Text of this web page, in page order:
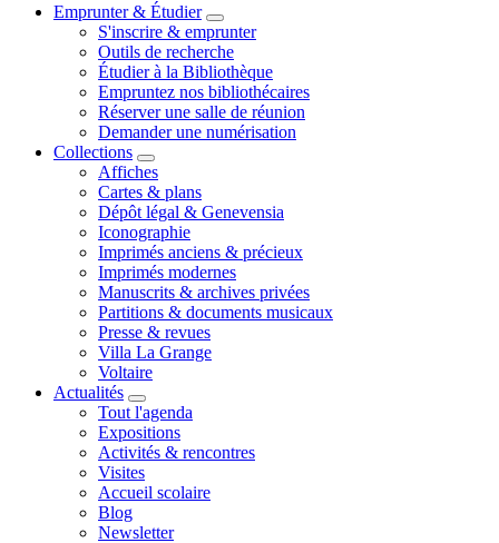
Emprunter & Étudier
S'inscrire & emprunter
Outils de recherche
Étudier à la Bibliothèque
Empruntez nos bibliothécaires
Réserver une salle de réunion
Demander une numérisation
Collections
Affiches
Cartes & plans
Dépôt légal & Genevensia
Iconographie
Imprimés anciens & précieux
Imprimés modernes
Manuscrits & archives privées
Partitions & documents musicaux
Presse & revues
Villa La Grange
Voltaire
Actualités
Tout l'agenda
Expositions
Activités & rencontres
Visites
Accueil scolaire
Blog
Newsletter